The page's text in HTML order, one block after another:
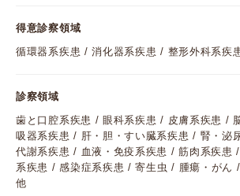
得意診察領域
循環器系疾患 / 消化器系疾患 / 整形外科系疾
診察領域
歯と口腔系疾患 / 眼科系疾患 / 皮膚系疾患 /
吸器系疾患 / 肝・胆・すい臓系疾患 / 腎・泌
代謝系疾患 / 血液・免疫系疾患 / 筋肉系疾患
系疾患 / 感染症系疾患 / 寄生虫 / 腫瘍・がん
他